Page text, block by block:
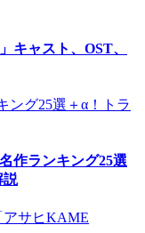
キャスト、OST、
作ランキング25選
説